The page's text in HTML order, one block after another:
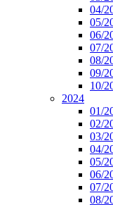
04/
05/
06/
07/
08/
09/
10/
2024
01/
02/
03/
04/
05/
06/
07/
08/